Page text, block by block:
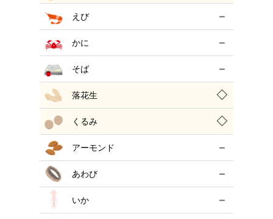
えび －
かに －
そば －
落花生 ◇
くるみ ◇
アーモンド －
あわび －
いか －